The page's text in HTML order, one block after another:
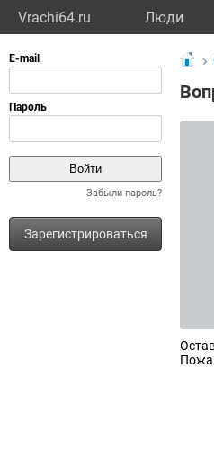
Vrachi64.ru Люди
Забыли пароль?
Зарегистрироваться